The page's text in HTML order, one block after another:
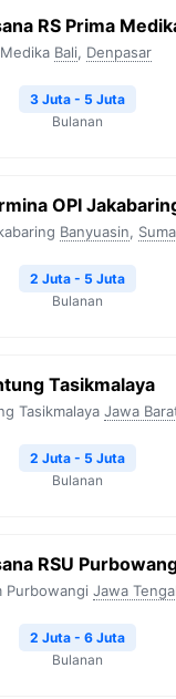
RS Prima
Bali, Denpasar
3 Juta - 5 Juta
Bulanan
OPI
Banyuasin,
2 Juta - 5 Juta
Bulanan
Tasikmalaya
Tasikmalaya Jawa
2 Juta - 5 Juta
Bulanan
RSU
Purbowangi Jawa
2 Juta - 6 Juta
Bulanan